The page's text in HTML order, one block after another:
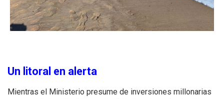
Un litoral en alerta
Mientras el Ministerio presume de inversiones millonarias